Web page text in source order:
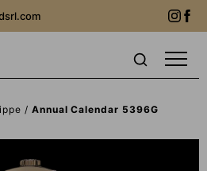
Annual Calendar 5396G